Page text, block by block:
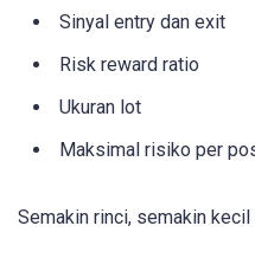
Sinyal entry dan exit
Risk reward ratio
Ukuran lot
Maksimal risiko per
Semakin rinci, semakin